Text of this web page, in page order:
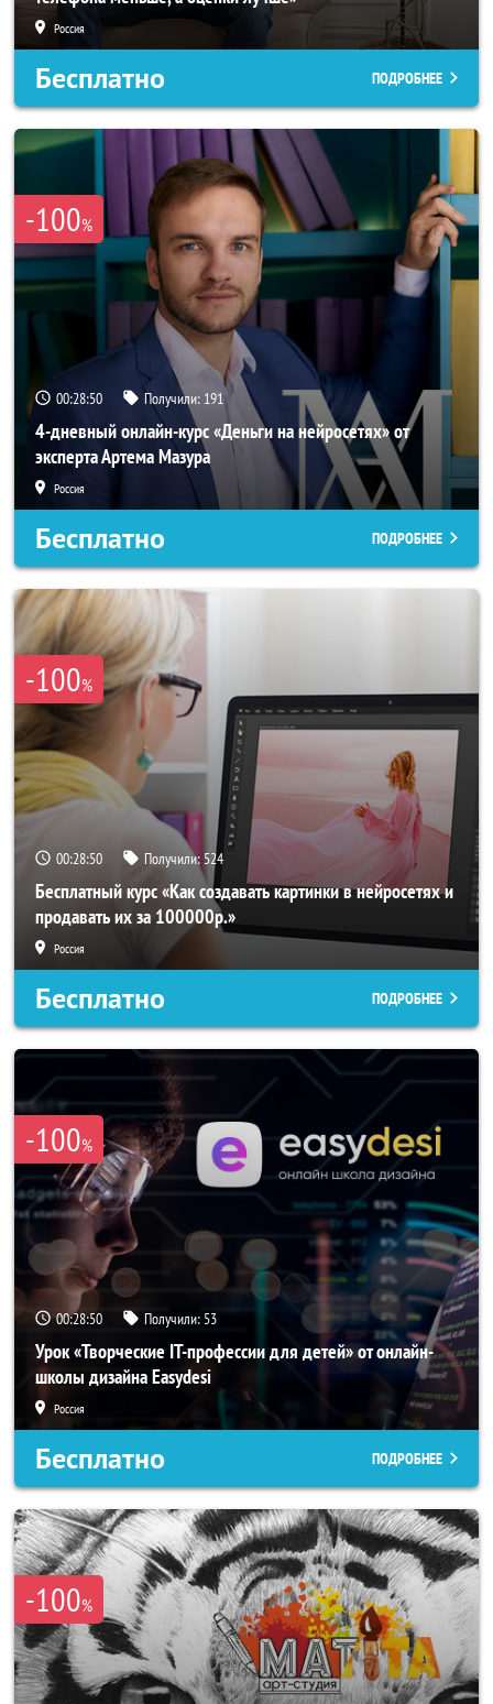
Россия
Бесплатно ПОДРОБНЕЕ
-100%
00:28:47 Получили: 191
4-дневный онлайн-курс «Деньги на нейросетях» от
эксперта Артема Мазура
Россия
Бесплатно ПОДРОБНЕЕ
-100%
00:28:47 Получили: 524
Бесплатный курс «Как создавать картинки в нейросетях и
продавать их за 100000р.»
Россия
Бесплатно ПОДРОБНЕЕ
-100%
00:28:47 Получили: 53
Урок «Творческие IT-профессии для детей» от онлайн-
школы дизайна Easydesi
Россия
Бесплатно ПОДРОБНЕЕ
-100%